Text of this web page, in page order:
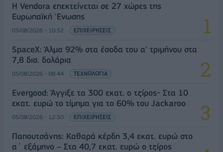
Η Vendora επεκτείνεται σε 27 χώρες της
Ευρωπαϊκή 'Ενωσης
05/08/2026 - 10:52 ΕΠΙΧΕΙΡΗΣΕΙΣ
SpaceX: Άλμα 92% στα έσοδα του α' τριμήνου στα
7,8 δισ. δολάρια
05/08/2026 - 08:44 ΤΕΧΝΟΛΟΓΙΑ
Evergood: Άγγιξε τα 300 εκατ. ο τζίρος- Στα 10
εκατ. ευρώ το τίμημα για το 60% του Jackaroo
05/08/2026 - 12:50 ΕΠΙΧΕΙΡΗΣΕΙΣ
Παπουτσάνης: Καθαρά κέρδη 3,4 εκατ. ευρώ στο
α΄ εξάμηνο – Στα 40,7 εκατ. ευρώ ο τζίρος